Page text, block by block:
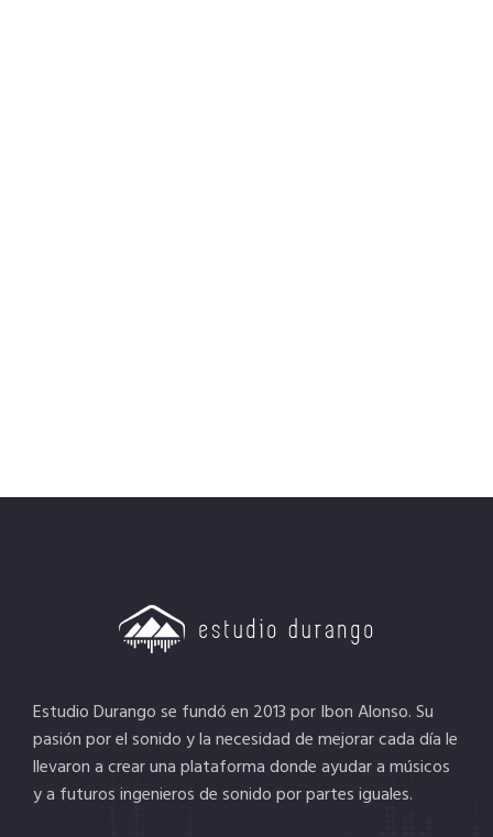
Estudio Durango se fundó en 2013 por Ibon Alonso. Su
pasión por el sonido y la necesidad de mejorar cada día le
llevaron a crear una plataforma donde ayudar a músicos
y a futuros ingenieros de sonido por partes iguales.